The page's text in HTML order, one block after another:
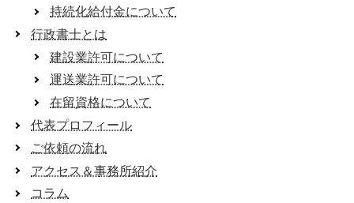
持続化給付金について
行政書士とは
建設業許可について
運送業許可について
在留資格について
代表プロフィール
ご依頼の流れ
アクセス＆事務所紹介
コラム